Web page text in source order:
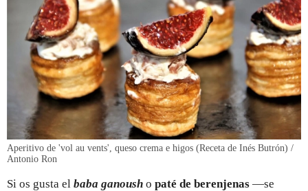
Aperitivo de 'vol au vents', queso crema e higos (Receta de Inés Butrón) /
Antonio Ron
Si os gusta el baba ganoush o paté de berenjenas —se